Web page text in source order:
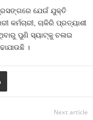
ଯେଉଁ ଯୁକ୍ତି
କର୍ମଚାରୀ, ଚାକିରି ପ୍ରତ୍ୟାଶୀ
ପୁଣି ସ୍ୟାଟ୍‍କୁ ଚଳାଇ
।
Next article